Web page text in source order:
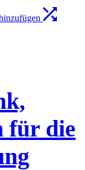
für die